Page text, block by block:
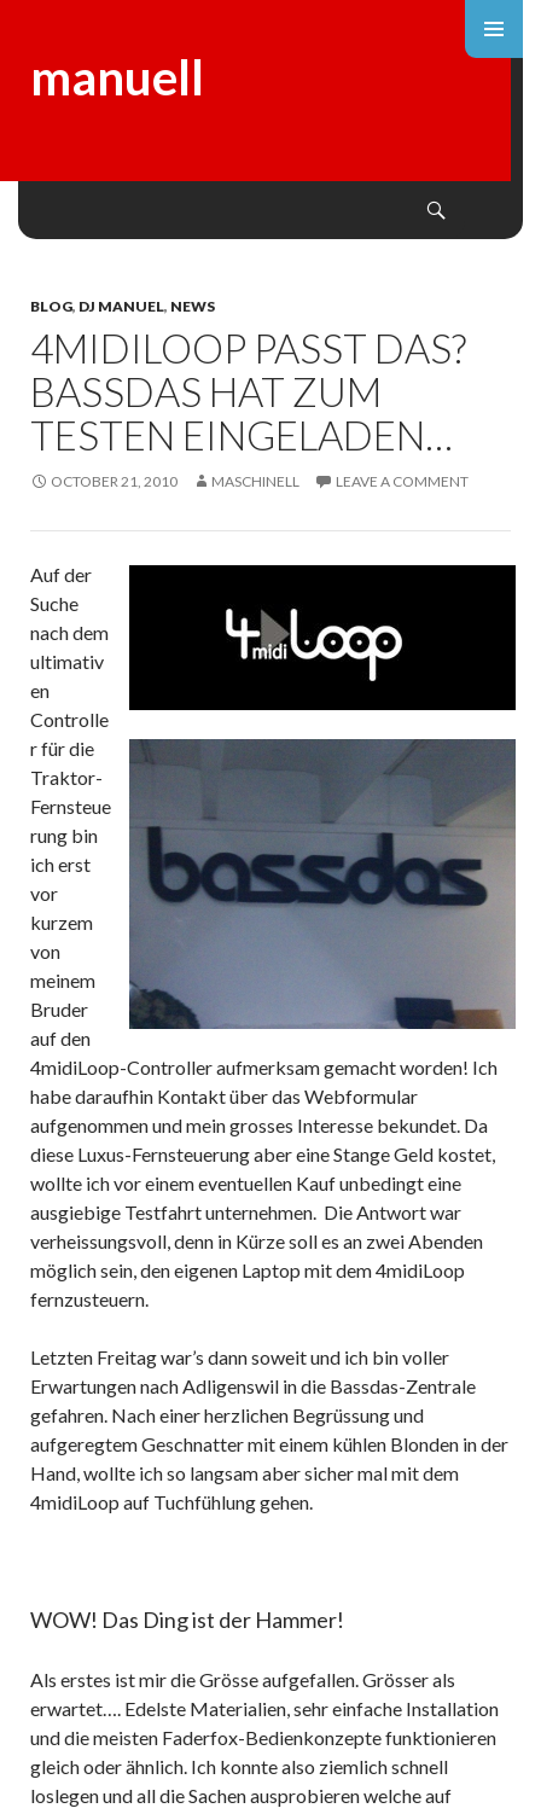
manuell
BLOG, DJ MANUEL, NEWS
4MIDILOOP PASST DAS?
BASSDAS HAT ZUM
TESTEN EINGELADEN…
OCTOBER 21, 2010 MASCHINELL LEAVE A COMMENT
Auf der
Suche
nach dem
ultimativ
en
Controlle
r für die
Traktor-
Fernsteue
rung bin
ich erst
vor
kurzem
von
meinem
Bruder
auf den
4midiLoop-Controller aufmerksam gemacht worden! Ich
habe daraufhin Kontakt über das Webformular
aufgenommen und mein grosses Interesse bekundet. Da
diese Luxus-Fernsteuerung aber eine Stange Geld kostet,
wollte ich vor einem eventuellen Kauf unbedingt eine
ausgiebige Testfahrt unternehmen. Die Antwort war
verheissungsvoll, denn in Kürze soll es an zwei Abenden
möglich sein, den eigenen Laptop mit dem 4midiLoop
fernzusteuern.
Letzten Freitag war’s dann soweit und ich bin voller
Erwartungen nach Adligenswil in die Bassdas-Zentrale
gefahren. Nach einer herzlichen Begrüssung und
aufgeregtem Geschnatter mit einem kühlen Blonden in der
Hand, wollte ich so langsam aber sicher mal mit dem
4midiLoop auf Tuchfühlung gehen.
WOW! Das Ding ist der Hammer!
Als erstes ist mir die Grösse aufgefallen. Grösser als
erwartet…. Edelste Materialien, sehr einfache Installation
und die meisten Faderfox-Bedienkonzepte funktionieren
gleich oder ähnlich. Ich konnte also ziemlich schnell
loslegen und all die Sachen ausprobieren welche auf